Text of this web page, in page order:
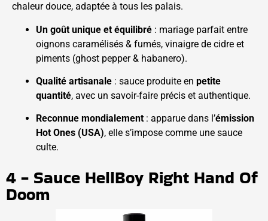
chaleur douce, adaptée à tous les palais.
Un goût unique et équilibré : mariage parfait entre
oignons caramélisés & fumés, vinaigre de cidre et
piments (ghost pepper & habanero).
Qualité artisanale : sauce produite en petite
quantité, avec un savoir-faire précis et authentique.
Reconnue mondialement : apparue dans l’émission
Hot Ones (USA), elle s’impose comme une sauce
culte.
4 - Sauce HellBoy Right Hand Of
Doom